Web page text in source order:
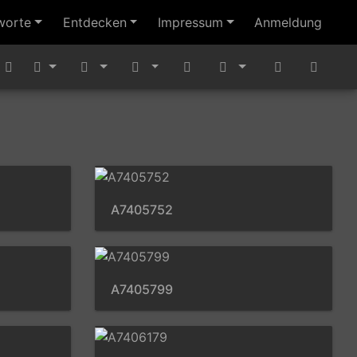
Entdecken Impressum Anmeldung
A7405752
A7405799